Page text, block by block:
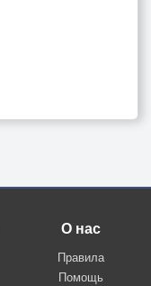
О нас
Правила
Помощь